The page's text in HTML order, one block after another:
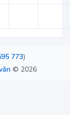
773)
© 2026